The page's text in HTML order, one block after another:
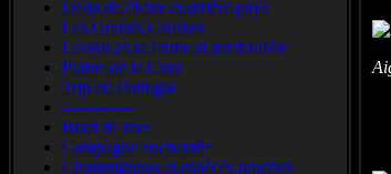
Delta.de.l'Ebre.et.arrière.pays
Les.Grands.Causses
Lesvos.et.sa.faune.si.particulière
Plaine.de.la.Crau
Trip.au.Portugal
-------------
Bord de mer
Campagne enchantée
Champignons.et.espèces.proches